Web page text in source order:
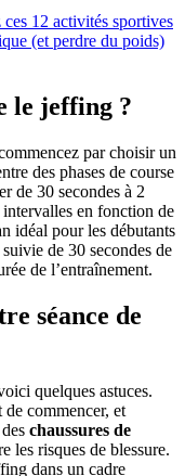
12 activités sportives
(et perdre du poids)
le jeffing ?
par choisir un
des phases de course
de 30 secondes à 2
en fonction de
idéal pour les débutants
de 30 secondes de
de l’entraînement.
séance de
quelques astuces.
commencer, et
chaussures de
les risques de blessure.
dans un cadre